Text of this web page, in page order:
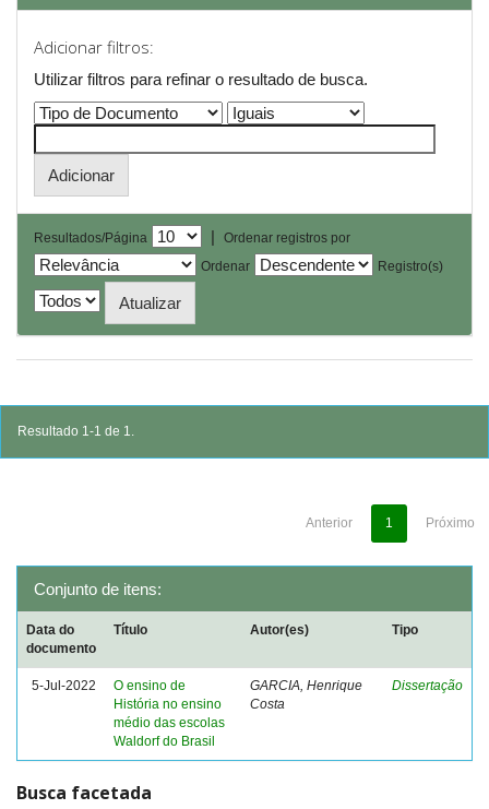
Adicionar filtros:
Utilizar filtros para refinar o resultado de busca.
Resultados/Página |
Ordenar registros por
Ordenar
Registro(s)
Resultado 1-1 de 1.
Anterior 1 Próximo
Conjunto de itens:
Data do
documento
Título Autor(es) Tipo
5-Jul-2022
O ensino de
História no ensino
médio das escolas
Waldorf do Brasil
GARCIA, Henrique
Costa
Dissertação
Busca facetada